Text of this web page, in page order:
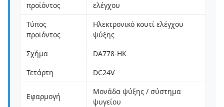
προϊόντος
ελέγχου
Τύπος
προϊόντος
Ηλεκτρονικό κουτί ελέγχου
ψύξης
Σχήμα
DA778-HK
Τετάρτη
DC24V
Εφαρμογή
Μονάδα ψύξης / σύστημα
ψυγείου